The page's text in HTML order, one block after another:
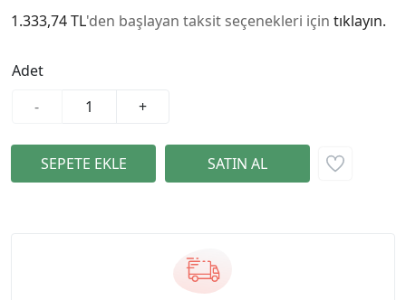
1.333,74 TL'den başlayan taksit seçenekleri için tıklayın.
Adet
-
+